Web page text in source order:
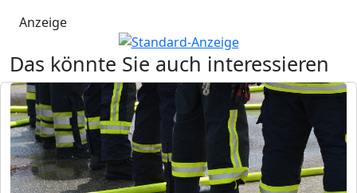
Anzeige
Das könnte Sie auch interessieren